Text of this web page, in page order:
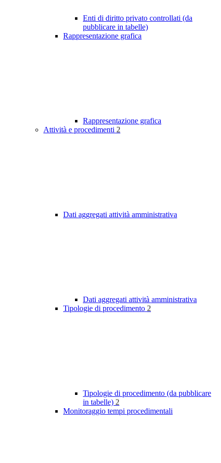
Enti di diritto privato controllati (da
pubblicare in tabelle)
Rappresentazione grafica
Rappresentazione grafica
Attività e procedimenti 2
Dati aggregati attività amministrativa
Dati aggregati attività amministrativa
Tipologie di procedimento 2
Tipologie di procedimento (da pubblicare
in tabelle) 2
Monitoraggio tempi procedimentali